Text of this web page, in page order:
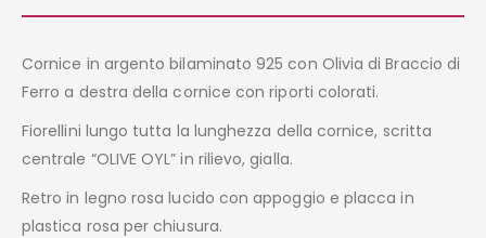
Cornice in argento bilaminato 925 con Olivia di Braccio di
Ferro a destra della cornice con riporti colorati.
Fiorellini lungo tutta la lunghezza della cornice, scritta
centrale “OLIVE OYL” in rilievo, gialla.
Retro in legno rosa lucido con appoggio e placca in
plastica rosa per chiusura.